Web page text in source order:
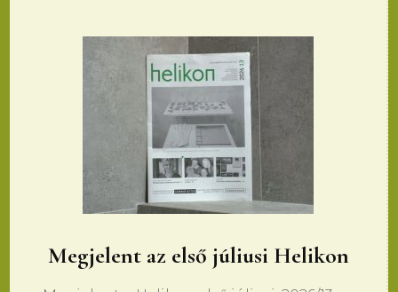
Megjelent az első júliusi Helikon